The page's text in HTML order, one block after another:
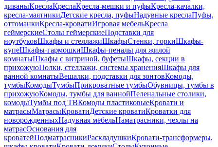
диваныКреслаКреслаКресла-мешки и пуфыКресла-качалки,
кресла-маятникиДетские кресла, пуфыНадувные креслаПуфы,
оттоманкиКресла-кроватиИгровая мебельКресла
геймерскиеСтолы геймерскиеПодставки для
ноутбуковШкафы и стеллажиШкафыСтенки, горкиШкафы-
купеШкафы-гармошкиШкафы-пеналы для жилой
комнатыШкафы с витриной, буфетыШкафы, секции в
прихожуюПолки, стеллажи, системы храненияШкафы для
ванной комнатыВешалки, подставки для зонтовКомоды,
тумбыКомодыТумбыПрикроватные тумбыОбувницы, тумбы в
прихожуюКомоды, тумбы для ваннойПеленальные столики,
комодыТумбы под ТВКомоды пластиковыеКровати и
матрасыМатрасыКроватиДетские кроватиКроватки для
новорожденныхНадувная мебельНаматрасники, чехлы на
матрасОснования для
кроватейПодматрасникиРаскладушкиКровати-трансформеры,